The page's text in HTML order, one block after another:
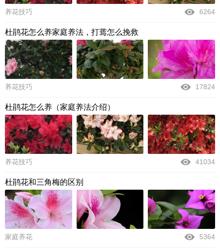
养花技巧 6264
杜鹃花怎么养家庭养法，打蔫怎么挽救
养花技巧 17824
杜鹃花怎么养（家庭养法介绍）
养花技巧 41034
杜鹃花和三角梅的区别
家庭养花 5364